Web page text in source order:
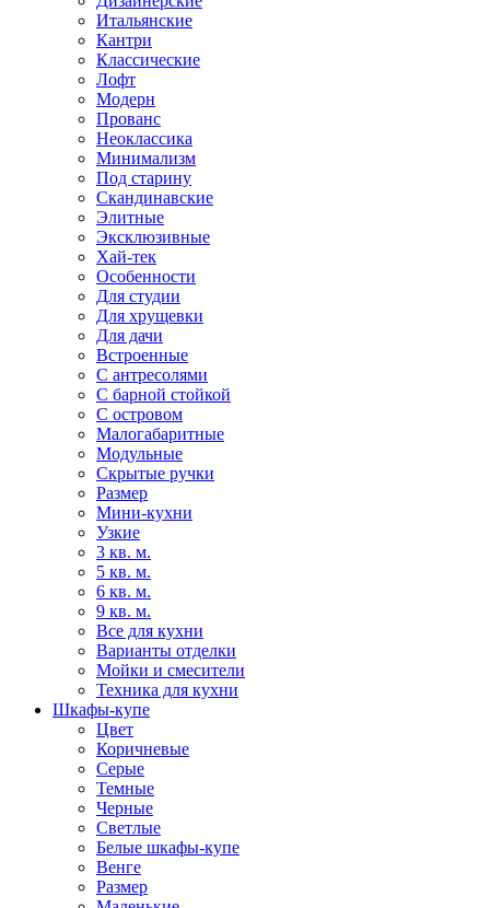
Итальянские
Кантри
Классические
Лофт
Модерн
Прованс
Неоклассика
Минимализм
Под старину
Скандинавские
Элитные
Эксклюзивные
Хай-тек
Особенности
Для студии
Для хрущевки
Для дачи
Встроенные
С антресолями
С барной стойкой
С островом
Малогабаритные
Модульные
Скрытые ручки
Размер
Мини-кухни
Узкие
3 кв. м.
5 кв. м.
6 кв. м.
9 кв. м.
Все для кухни
Варианты отделки
Мойки и смесители
Техника для кухни
Шкафы-купе
Цвет
Коричневые
Серые
Темные
Черные
Светлые
Белые шкафы-купе
Венге
Размер